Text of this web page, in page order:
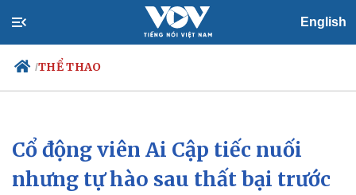
English
/THỂ THAO
Chính trị
Đảng
Tổ chức nhân sự
Xã hội
Tin 24h
Dự báo thời tiết
Cổ động viên Ai Cập tiếc nuối
nhưng tự hào sau thất bại trước